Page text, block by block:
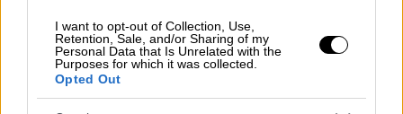
I want to opt-out of Collection, Use,
Retention, Sale, and/or Sharing of my
Personal Data that Is Unrelated with the
Purposes for which it was collected.
Opted Out
των φίλτρωνγια την προστασία από τα
χημικά και τα ραδιολογικά όπλα.
Sweden prepares nuclear bunkers for